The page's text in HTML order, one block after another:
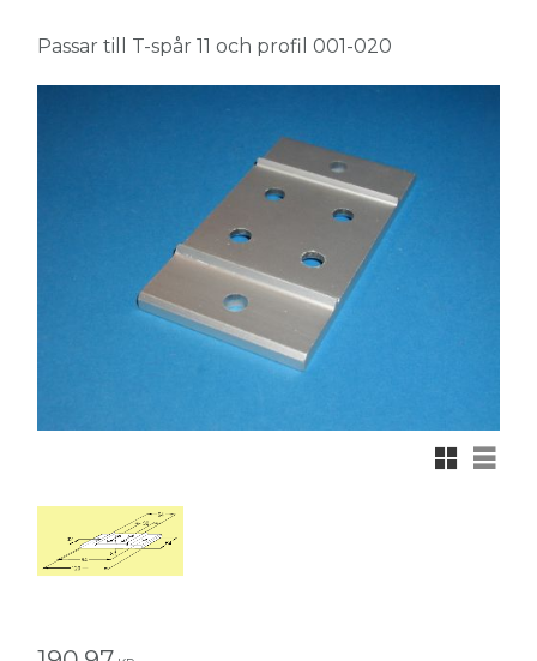
Passar till T-spår 11 och profil 001-020
Rutnätsvy
Listvy